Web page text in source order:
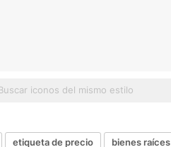
etiqueta de precio bienes raíces